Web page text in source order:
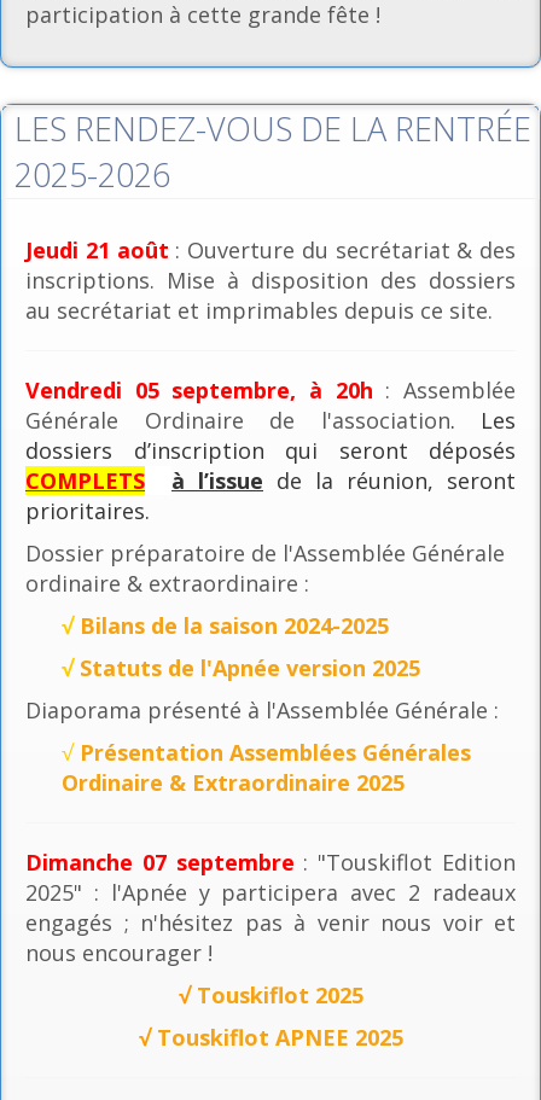
participation à cette grande fête !
LES RENDEZ-VOUS DE LA RENTRÉE
2025-2026
Jeudi 21 août : Ouverture du secrétariat & des
inscriptions. Mise à disposition des dossiers
au secrétariat et imprimables depuis ce site.
Vendredi 05 septembre, à 20h : Assemblée
Générale Ordinaire de l'association. Les
dossiers d’inscription qui seront déposés
COMPLETS
à l’issue de la réunion, seront
prioritaires.
Dossier préparatoire de l'Assemblée Générale
ordinaire & extraordinaire :
√ Bilans de la saison 2024-2025
√ Statuts de l'Apnée version 2025
Diaporama présenté à l'Assemblée Générale :
√ Présentation Assemblées Générales
Ordinaire & Extraordinaire 2025
Dimanche 07 septembre : "Touskiflot Edition
2025" : l'Apnée y participera avec 2 radeaux
engagés ; n'hésitez pas à venir nous voir et
nous encourager !
√ Touskiflot 2025
√ Touskiflot APNEE 2025